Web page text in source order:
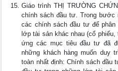
Giáo trình THỊ TRƯỜNG
chính sách đầu tư. Trong bước
các chính sách đầu tư để
lớp tài sản khác nhau (cổ
ứng các mục tiêu đầu tư đã
những khách hàng muốn duy
toàn nhất định: Chính sách